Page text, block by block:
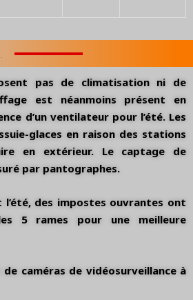
pas de climatisation ni de
est néanmoins présent en
d’un ventilateur pour l’été. Les
glaces en raison des stations
en extérieur. Le captage de
par pantographes.
des impostes ouvrantes ont
5 rames pour une meilleure
caméras de vidéosurveillance à